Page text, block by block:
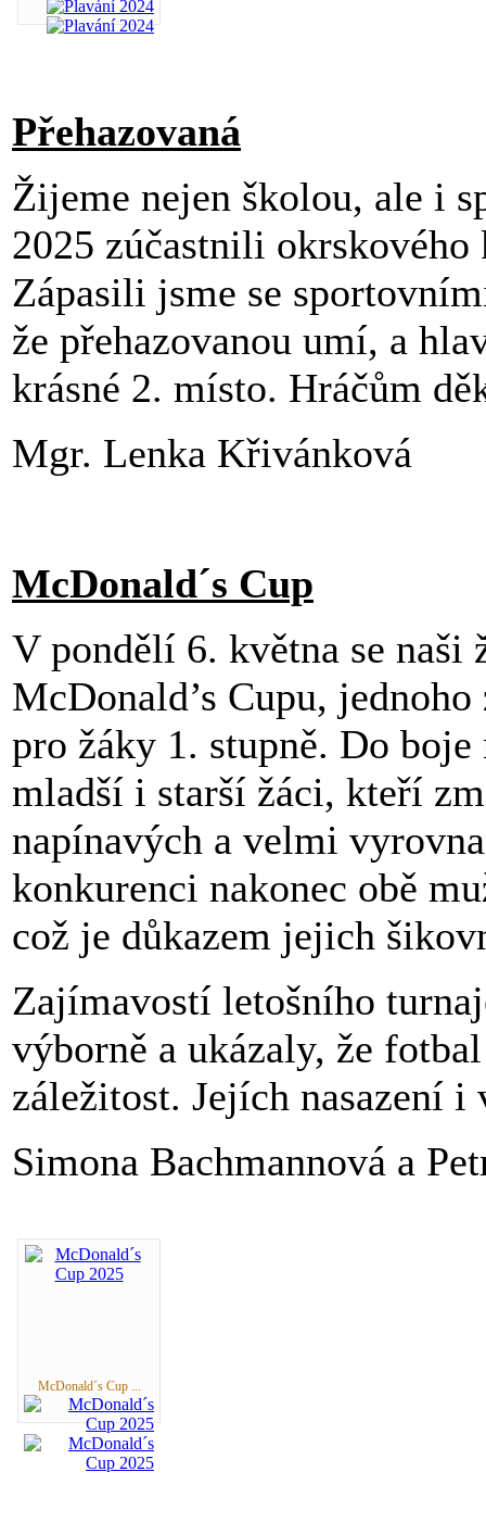
Přehazovaná
Žijeme nejen školou, ale i
2025 zúčastnili
Zápasili jsme se
že přehazovanou umí, a
krásné 2. místo. Hráčům
Mgr. Lenka Křivánková
McDonald´s Cup
V pondělí 6. května se
McDonald’s Cupu,
pro žáky 1. stupně. Do
mladší i starší žáci, kteří
napínavých a velmi
konkurenci nakonec obě
což je důkazem jejich
Zajímavostí letošního
výborně a ukázaly, že
záležitost. Jejích nasazení
Simona Bachmannová a
McDonald´s Cup ...